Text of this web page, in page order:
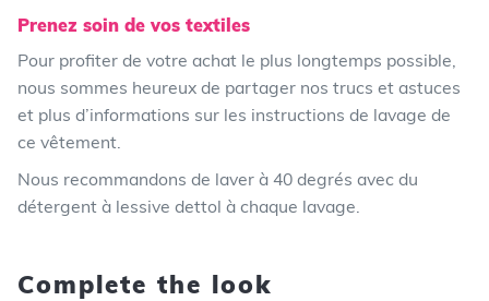
Prenez soin de vos textiles
Pour profiter de votre achat le plus longtemps possible,
nous sommes heureux de partager nos trucs et astuces
et plus d’informations sur les instructions de lavage de
ce vêtement.
Nous recommandons de laver à 40 degrés avec du
détergent à lessive dettol à chaque lavage.
Complete the look